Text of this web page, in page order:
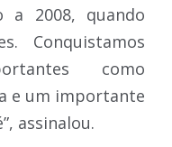
a 2008, quando
Conquistamos
como
e um importante
assinalou.